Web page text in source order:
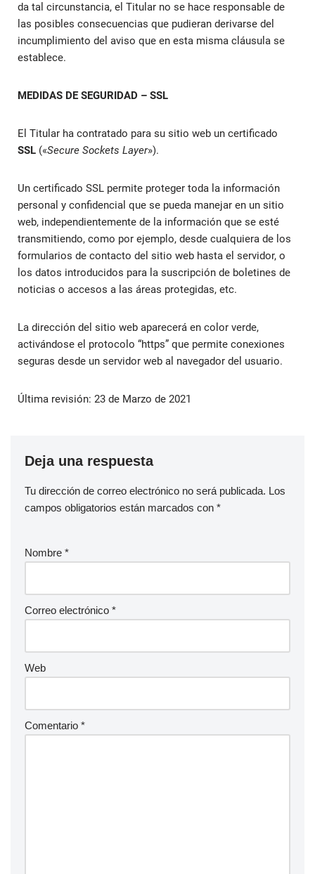
da tal circunstancia, el Titular no se hace responsable de
las posibles consecuencias que pudieran derivarse del
incumplimiento del aviso que en esta misma cláusula se
establece.
MEDIDAS DE SEGURIDAD – SSL
El Titular ha contratado para su sitio web un certificado
SSL («Secure Sockets Layer»).
Un certificado SSL permite proteger toda la información
personal y confidencial que se pueda manejar en un sitio
web, independientemente de la información que se esté
transmitiendo, como por ejemplo, desde cualquiera de los
formularios de contacto del sitio web hasta el servidor, o
los datos introducidos para la suscripción de boletines de
noticias o accesos a las áreas protegidas, etc.
La dirección del sitio web aparecerá en color verde,
activándose el protocolo “https” que permite conexiones
seguras desde un servidor web al navegador del usuario.
Última revisión: 23 de Marzo de 2021
Deja una respuesta
Tu dirección de correo electrónico no será publicada. Los
campos obligatorios están marcados con *
Nombre *
Correo electrónico *
Web
Comentario *